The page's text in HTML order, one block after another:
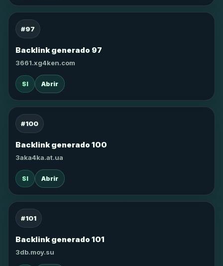
#97
Backlink generado 97
3661.xg4ken.com
SI Abrir
#100
Backlink generado 100
3aka4ka.at.ua
SI Abrir
#101
Backlink generado 101
3db.moy.su